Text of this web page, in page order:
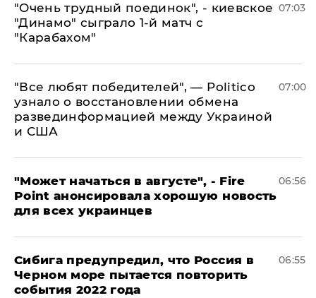
"Очень трудный поединок", - киевское
"Динамо" сыграло 1-й матч с
"Карабахом"
07:03
​"Все любят победителей", — Politico
узнало о восстановлении обмена
развединформацией между Украиной
и США
07:00
"Может начаться в августе", - Fire
Point анонсировала хорошую новость
для всех украинцев
06:56
Сибига предупредил, что Россия в
Черном море пытается повторить
события 2022 года
06:55